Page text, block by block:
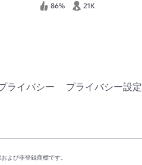
86% 21K
ライバシー
プライバシー設定
よび非登録商標です。